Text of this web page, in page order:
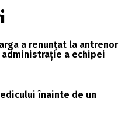
a renunțat la antrenor
a echipei
înainte de un